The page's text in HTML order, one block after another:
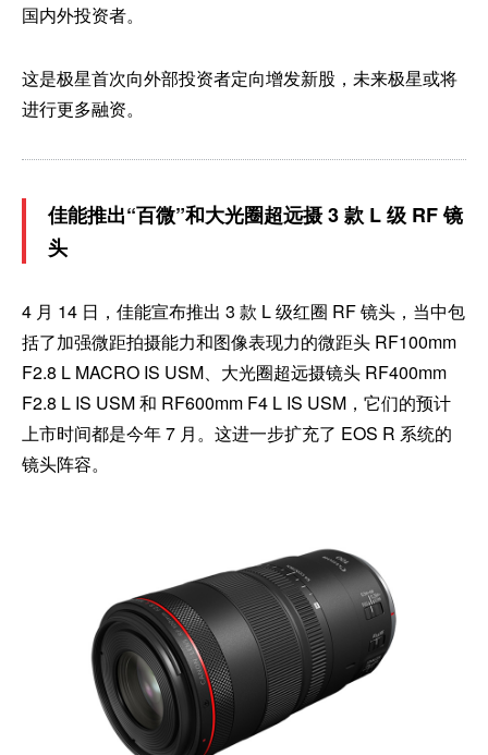
国内外投资者。
这是极星首次向外部投资者定向增发新股，未来极星或将
进行更多融资。
佳能推出“百微”和大光圈超远摄 3 款 L 级 RF 镜
头
4 月 14 日，佳能宣布推出 3 款 L 级红圈 RF 镜头，当中包
括了加强微距拍摄能力和图像表现力的微距头 RF100mm
F2.8 L MACRO IS USM、大光圈超远摄镜头 RF400mm
F2.8 L IS USM 和 RF600mm F4 L IS USM，它们的预计
上市时间都是今年 7 月。这进一步扩充了 EOS R 系统的
镜头阵容。